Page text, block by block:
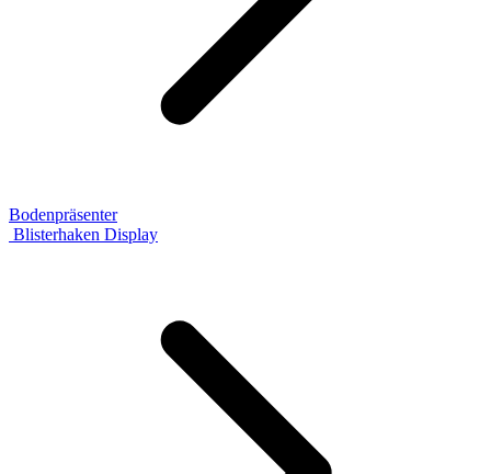
Bodenpräsenter
Blisterhaken Display